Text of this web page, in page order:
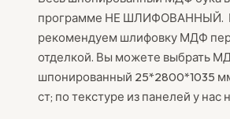
программе НЕ ШЛИФОВАННЫЙ.
рекомендуем шлифовку МДФ
отделкой. Вы можете выбрать
шпонированный 25*2800*1035
ст; по текстуре из панелей у нас